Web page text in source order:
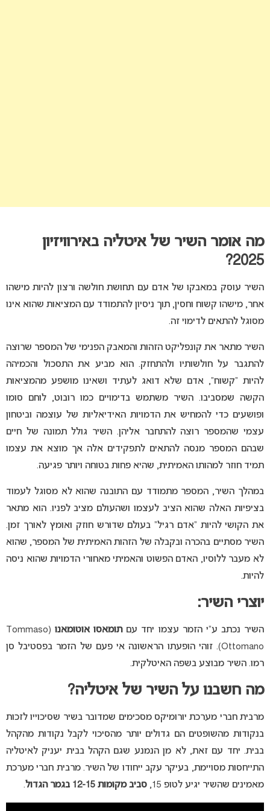
מה אומר השיר של איטליה באירוויזיון
2025?
השיר עוסק במאבקו של אדם עם תחושת חולשה ורצון להיות מישהו
אחר, מישהו קשוח וחסין, תוך ניסיון להתמודד עם המציאות שהוא אינו
מסוגל להתאים לדימוי זה.
השיר מתאר את קונפליקט הזהות והמאבק הפנימי של המספר שרוצה
להתגבר על חולשותיו ולהתחזק. הוא מביע את התסכול והכמיהה
להיות “קשוח”, אדם שלא דואג לעתיד ושאינו מושפע מהמציאות
הקשה שמסביבו. השיר משתמש בדימויים כמו רובוט, לוחם סומו
ופושעים כדי להמחיש את הדמויות האידיאליות של עוצמה וביטחון
עצמי שהמספר רוצה להתחבר אליהן. השיר גולל תמונה של חיים
שבהם המספר מנסה להתאים לתפקידים אלה אך מוצא את עצמו
תמיד חוזר למהותו האמיתית, שהיא פחות בטוחה ויותר פגיעה.
במהלך השיר, המספר מתמודד עם התובנה שהוא לא מסוגל לעמוד
בציפיות האלה שהוא הציב לעצמו ושהעולם מציב לפניו. הוא מתאר
את הקושי להיות “אדם רגיל” בעולם שדורש חוזק ואומץ לאורך זמן.
השיר מסתיים בהכרה ובקבלה של הזהות האמיתית של המספר, שהוא
לא מעבר ללוסיו, האדם הפשוט והאמיתי מאחורי הדמויות שהוא ניסה
להיות.
יוצרי השיר:
השיר נכתב ע”י הזמר עצמו יחד עם תומאסו אוטומאנו
(Tommaso
Ottomano). זוהי הופעתו הראשונה אי פעם של הזמר בפסטיבל סן
רמו. השיר מבוצע בשפה האיטלקית.
מה חשבנו על השיר של איטליה?
מרבית חברי מערכת יורומיקס מסכימים שמדובר בשיר שסיכוייו לזכות
בנקודות מהשופטים הם גדולים יותר מהסיכוי לקבל נקודות מהקהל
בבית. יחד עם זאת, לא מן הנמנע שגם הקהל בבית יעניק לאיטליה
התייחסות מסויימת, בעיקר עקב ייחודו של השיר. מרבית חברי מערכת
מאמינים שהשיר יגיע לטופ 15,
סביב מקומות 12-15 בגמר הגדול .